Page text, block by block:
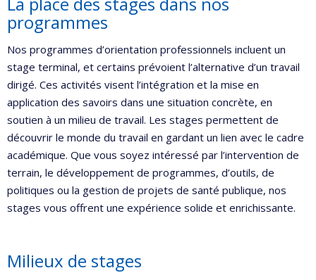
programmes
Nos programmes d’orientation professionnels incluent un
stage terminal, et certains prévoient l’alternative d’un travail
dirigé. Ces activités visent l’intégration et la mise en
application des savoirs dans une situation concrète, en
soutien à un milieu de travail. Les stages permettent de
découvrir le monde du travail en gardant un lien avec le cadre
académique. Que vous soyez intéressé par l’intervention de
terrain, le développement de programmes, d’outils, de
politiques ou la gestion de projets de santé publique, nos
stages vous offrent une expérience solide et enrichissante.
Milieux de stages